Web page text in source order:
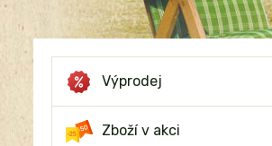
Výprodej
Zboží v akci